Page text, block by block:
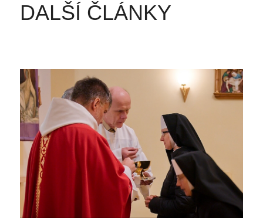
DALŠÍ ČLÁNKY